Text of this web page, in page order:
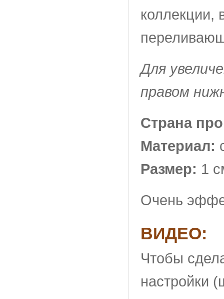
коллекции,
Для
правом
Страна
Материал:
Размер: 1
Очень
ВИДЕО:
Чтобы
настройки